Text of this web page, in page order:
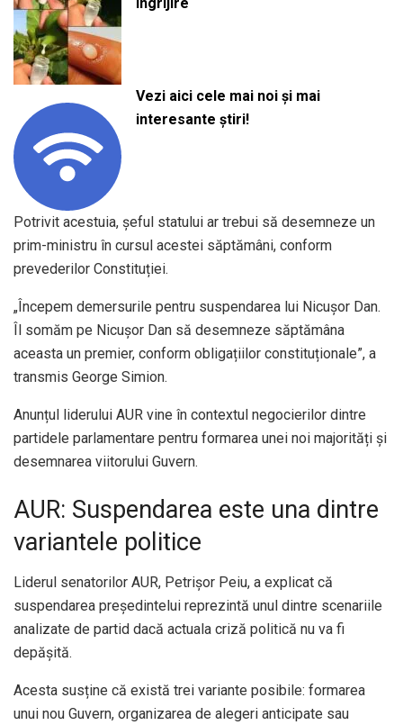
Vezi aici cele mai noi și mai
interesante știri!
Potrivit acestuia, șeful statului ar trebui să desemneze un
prim-ministru în cursul acestei săptămâni, conform
prevederilor Constituției.
„Începem demersurile pentru suspendarea lui Nicușor Dan.
Îl somăm pe Nicușor Dan să desemneze săptămâna
aceasta un premier, conform obligațiilor constituționale”, a
transmis George Simion.
Anunțul liderului AUR vine în contextul negocierilor dintre
partidele parlamentare pentru formarea unei noi majorități și
desemnarea viitorului Guvern.
AUR: Suspendarea este una dintre
variantele politice
Liderul senatorilor AUR, Petrișor Peiu, a explicat că
suspendarea președintelui reprezintă unul dintre scenariile
analizate de partid dacă actuala criză politică nu va fi
depășită.
Acesta susține că există trei variante posibile: formarea
unui nou Guvern, organizarea de alegeri anticipate sau